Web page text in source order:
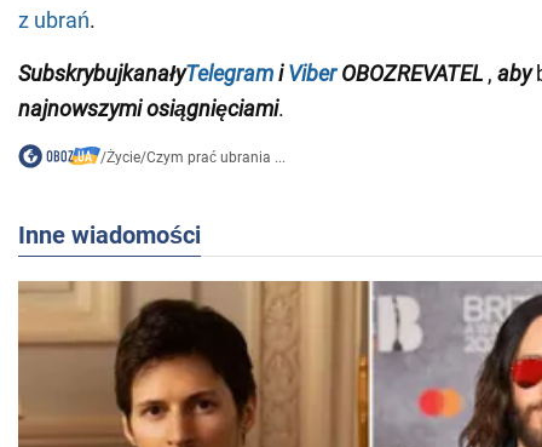
z ubrań.
SubskrybujkanałyTelegramiViberOBOZREVATEL , aby
najnowszymi osiągnięciami.
/Życie/Czym prać ubrania ...
Inne wiadomości